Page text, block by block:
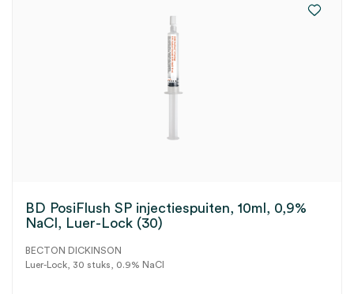
BD PosiFlush SP injectiespuiten, 10ml, 0,9%
NaCl, Luer-Lock (30)
BECTON DICKINSON
Luer-Lock, 30 stuks, 0.9% NaCl